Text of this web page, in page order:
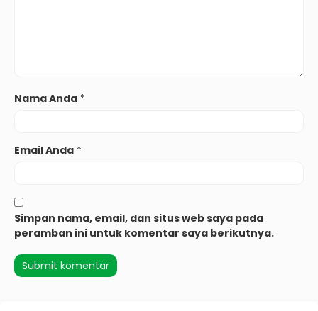
Nama Anda *
Email Anda *
Simpan nama, email, dan situs web saya pada
peramban ini untuk komentar saya berikutnya.